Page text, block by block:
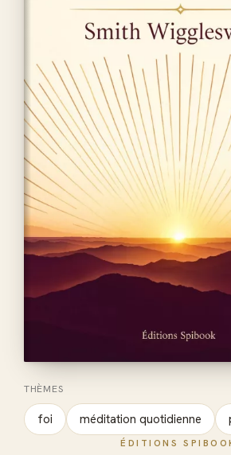
THÈMES
foi méditation quotidienne
ÉDITIONS